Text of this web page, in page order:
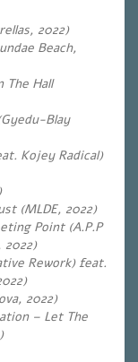
2022)
Beach,
The Hall
Blay
Kojey Radical)
(MLDE, 2022)
Point (A.P.P
Rework) feat.
2022)
– Let The